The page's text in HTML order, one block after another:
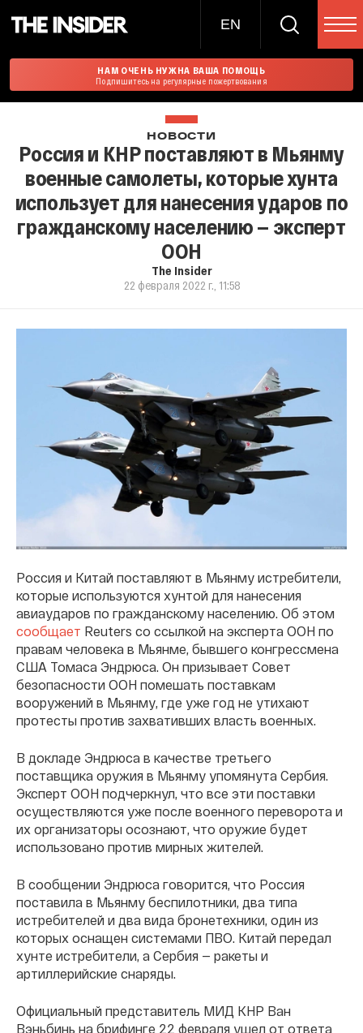
EN
НАМ ОЧЕНЬ НУЖНА ВАША ПОМОЩЬ
Подпишитесь на регулярные пожертвования
НОВОСТИ
Россия и КНР поставляют в Мьянму
военные самолеты, которые хунта
использует для нанесения ударов по
гражданскому населению — эксперт
ООН
The Insider
22 февраля 2022 г., 11:58
Россия и Китай поставляют в Мьянму истребители,
которые используются хунтой для нанесения
авиаударов по гражданскому населению. Об этом
сообщает Reuters со ссылкой на эксперта ООН по
правам человека в Мьянме, бывшего конгрессмена
США Томаса Эндрюса. Он призывает Совет
безопасности ООН помешать поставкам
вооружений в Мьянму, где уже год не утихают
протесты против захвативших власть военных.
В докладе Эндрюса в качестве третьего
поставщика оружия в Мьянму упомянута Сербия.
Эксперт ООН подчеркнул, что все эти поставки
осуществляются уже после военного переворота и
их организаторы осознают, что оружие будет
использовано против мирных жителей.
В сообщении Эндрюса говорится, что Россия
поставила в Мьянму беспилотники, два типа
истребителей и два вида бронетехники, один из
которых оснащен системами ПВО. Китай передал
хунте истребители, а Сербия — ракеты и
артиллерийские снаряды.
Официальный представитель МИД КНР Ван
Вэньбинь на брифинге 22 февраля ушел от ответа